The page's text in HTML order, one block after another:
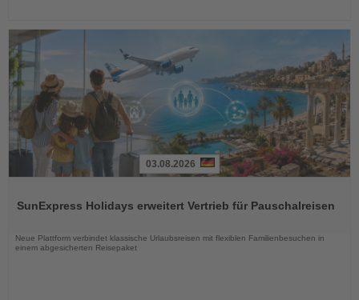
die
03.08.2026
SunExpress Holidays erweitert Vertrieb für Pauschalreisen
Neue Plattform verbindet klassische Urlaubsreisen mit flexiblen Familienbesuchen in
einem abgesicherten Reisepaket